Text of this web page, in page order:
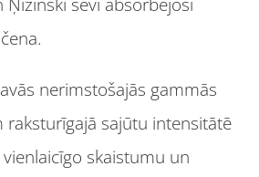
Ņižinski sevī absorbējoši
nerimstošajās gammās
sajūtu intensitātē
skaistumu un